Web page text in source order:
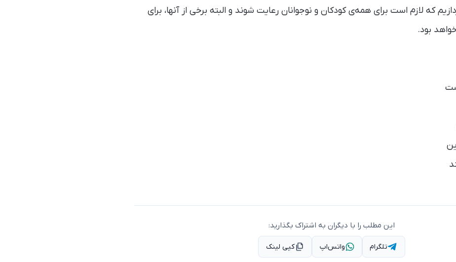
که لازم است برای همه‌ی کودکان و نوجوانان رعایت شوند و البته برخی از آنها، برای
بود.
این مطلب را با دیگران به اشتراک بگذارید:
تلگرام واتس‌اپ کپی لینک